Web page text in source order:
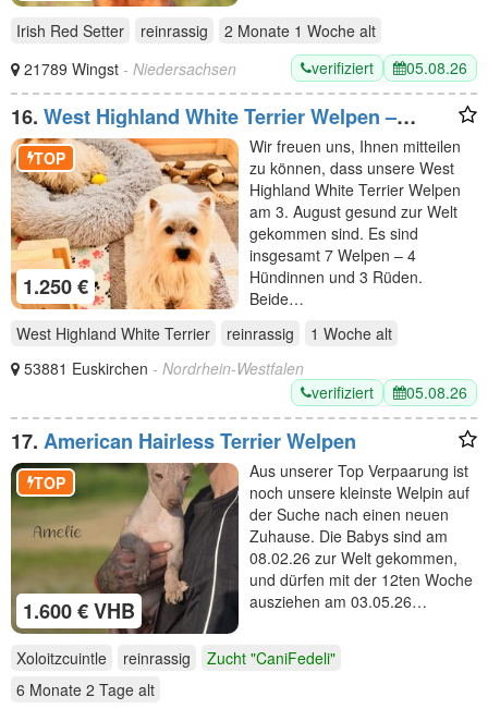
Irish Red Setter reinrassig 2 Monate 1 Woche alt
21789 Wingst - Niedersachsen verifiziert 05.08.26
16. West Highland White Terrier Welpen –
Einmaliger Wurf erwartet
1.250 €
TOP
Wir freuen uns, Ihnen mitteilen
zu können, dass unsere West
Highland White Terrier Welpen
am 3. August gesund zur Welt
gekommen sind. Es sind
insgesamt 7 Welpen – 4
Hündinnen und 3 Rüden.
Beide…
West Highland White Terrier
reinrassig 1 Woche alt
53881 Euskirchen - Nordrhein-Westfalen
verifiziert
05.08.26
17. American Hairless Terrier Welpen
1.600 € VHB
TOP
Aus unserer Top Verpaarung ist
noch unsere kleinste Welpin auf
der Suche nach einen neuen
Zuhause. Die Babys sind am
08.02.26 zur Welt gekommen,
und dürfen mit der 12ten Woche
ausziehen am 03.05.26…
Xoloitzcuintle reinrassig
Zucht "CaniFedeli"
6 Monate 2 Tage alt